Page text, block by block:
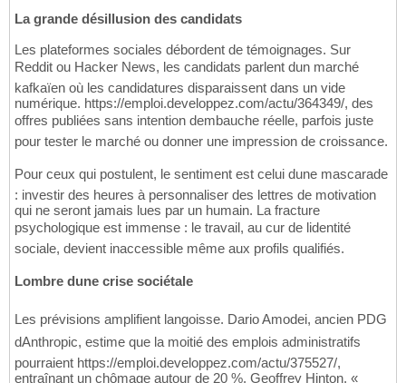
La grande désillusion des candidats
Les plateformes sociales débordent de témoignages. Sur
Reddit ou Hacker News, les candidats parlent dun marché
kafkaïen où les candidatures disparaissent dans un vide
numérique. https://emploi.developpez.com/actu/364349/, des
offres publiées sans intention dembauche réelle, parfois juste
pour tester le marché ou donner une impression de croissance.
Pour ceux qui postulent, le sentiment est celui dune mascarade
: investir des heures à personnaliser des lettres de motivation
qui ne seront jamais lues par un humain. La fracture
psychologique est immense : le travail, au cur de lidentité
sociale, devient inaccessible même aux profils qualifiés.
Lombre dune crise sociétale
Les prévisions amplifient langoisse. Dario Amodei, ancien PDG
dAnthropic, estime que la moitié des emplois administratifs
pourraient https://emploi.developpez.com/actu/375527/,
entraînant un chômage autour de 20 %. Geoffrey Hinton, «